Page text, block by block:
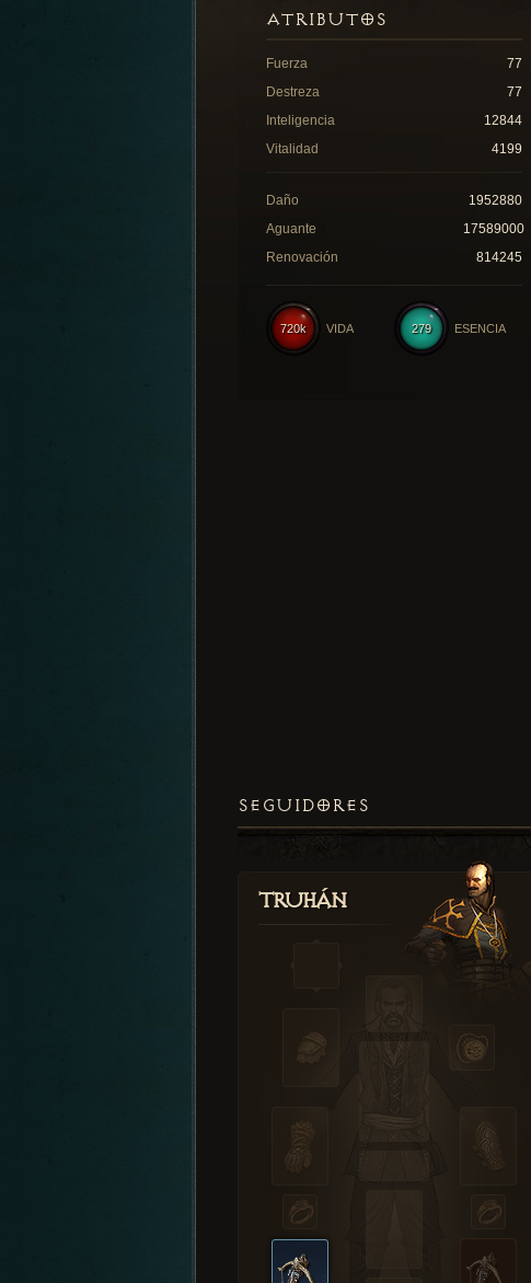
ATRIBUTOS
Fuerza
77
Destreza
77
Inteligencia
12844
Vitalidad
4199
Daño
1952880
Aguante
17589000
Renovación
814245
279 ESENCIA
720k VIDA
SEGUIDORES
Truhán